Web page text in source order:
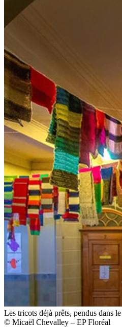
Les tricots déjà prêts, pendus dans
© Micaël Chevalley – EP Floréal